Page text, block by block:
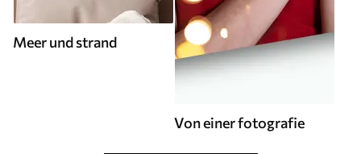
Meer und strand
Von einer fotografie